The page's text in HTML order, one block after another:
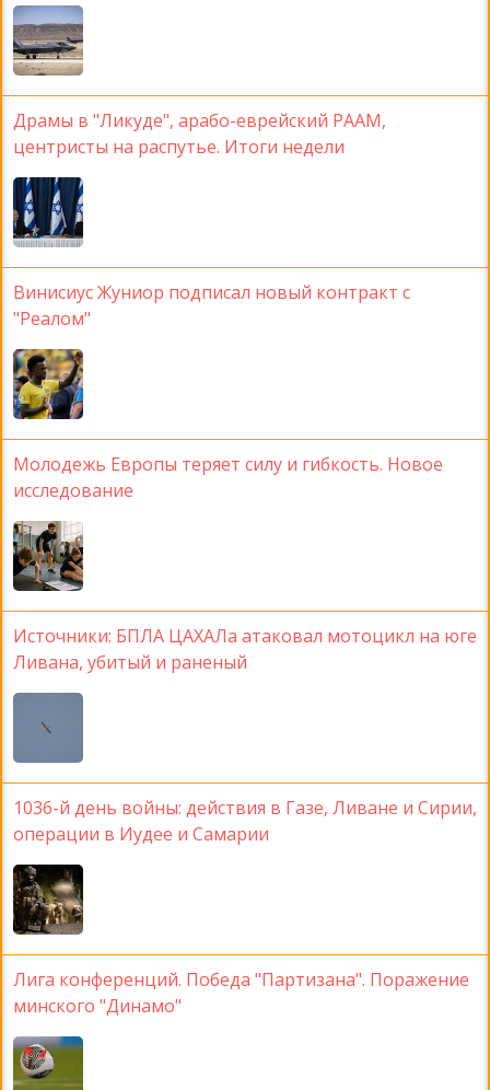
Драмы в "Ликуде", арабо-еврейский РААМ,
центристы на распутье. Итоги недели
Винисиус Жуниор подписал новый контракт с
"Реалом"
Молодежь Европы теряет силу и гибкость. Новое
исследование
Источники: БПЛА ЦАХАЛа атаковал мотоцикл на юге
Ливана, убитый и раненый
1036-й день войны: действия в Газе, Ливане и Сирии,
операции в Иудее и Самарии
Лига конференций. Победа "Партизана". Поражение
минского "Динамо"